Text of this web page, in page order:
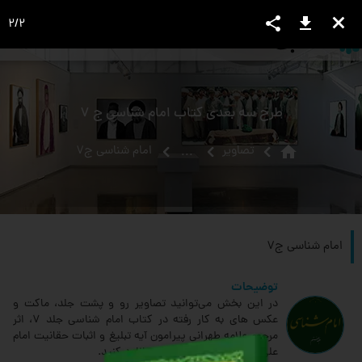
view_headline
طرح سه بعدی کتاب امام شناسی ج 7
home تصاویر ... امام شناسی ج7
امام شناسی ج7
توضیحات
در این بخش می‌توانید تصاویر رو و پشت جلد، ماکت و
عکس های به کار رفته در کتاب امام شناسی جلد 7، اثر
مرحوم علامه طهرانی پیرامون آیه تبلیغ و اثبات حقانیت امام
علی، را مشاهده و با کیفیت دانلود کنید.
close
download
share
2/2